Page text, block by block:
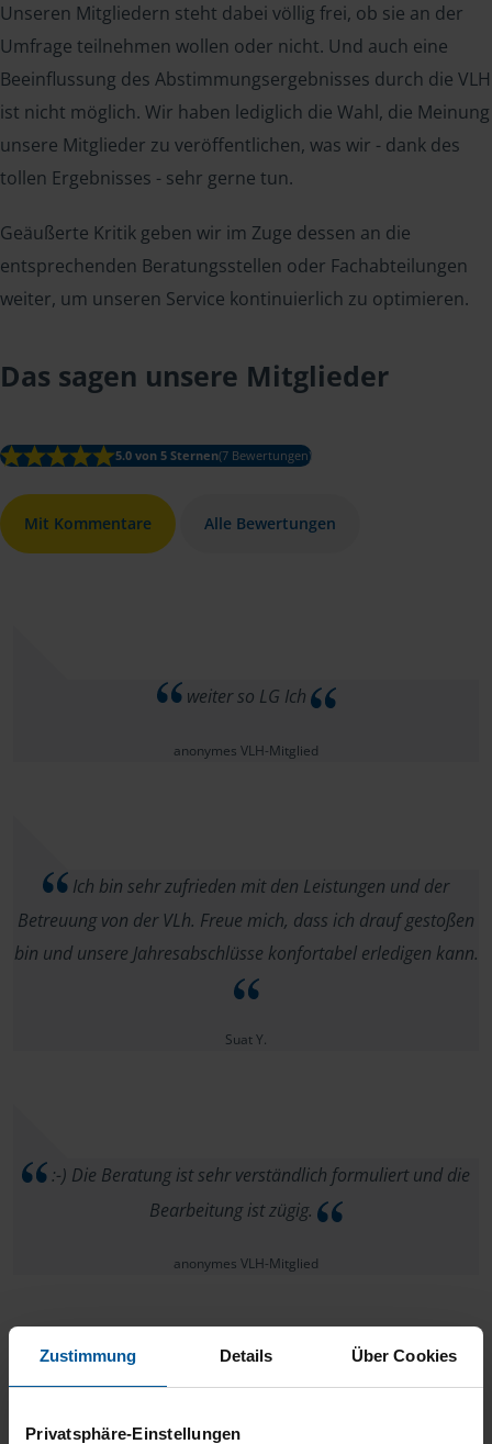
Zustimmung Details Über Cookies
Privatsphäre-Einstellungen
Unseren Mitgliedern steht dabei völlig frei, ob sie an der
Umfrage teilnehmen wollen oder nicht. Und auch eine
Beeinflussung des Abstimmungsergebnisses durch die VLH
ist nicht möglich. Wir haben lediglich die Wahl, die Meinung
unsere Mitglieder zu veröffentlichen, was wir - dank des
tollen Ergebnisses - sehr gerne tun.
Geäußerte Kritik geben wir im Zuge dessen an die
entsprechenden Beratungsstellen oder Fachabteilungen
weiter, um unseren Service kontinuierlich zu optimieren.
Das sagen unsere Mitglieder
5.0 von 5 Sternen(7 Bewertungen)
Mit Kommentare Alle Bewertungen
weiter so LG Ich
anonymes VLH-Mitglied
Ich bin sehr zufrieden mit den Leistungen und der
Betreuung von der VLh. Freue mich, dass ich drauf gestoßen
bin und unsere Jahresabschlüsse konfortabel erledigen kann.
Suat Y.
:-) Die Beratung ist sehr verständlich formuliert und die
Bearbeitung ist zügig.
anonymes VLH-Mitglied
nachvollziehbar und verständlich Danke